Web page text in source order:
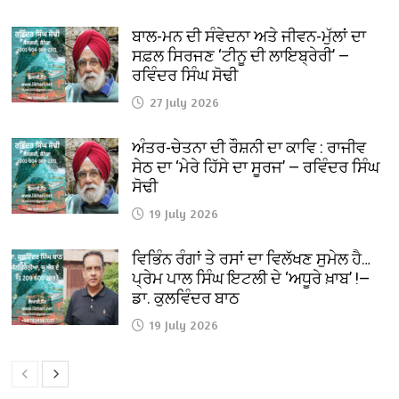
ਬਾਲ-ਮਨ ਦੀ ਸੰਵੇਦਨਾ ਅਤੇ ਜੀਵਨ-ਮੁੱਲਾਂ ਦਾ
ਸਫ਼ਲ ਸਿਰਜਣ ‘ਟੀਨੂ ਦੀ ਲਾਇਬ੍ਰੇਰੀ’ —
ਰਵਿੰਦਰ ਸਿੰਘ ਸੋਢੀ
27 July 2026
ਅੰਤਰ-ਚੇਤਨਾ ਦੀ ਰੌਸ਼ਨੀ ਦਾ ਕਾਵਿ : ਰਾਜੀਵ
ਸੇਠ ਦਾ ‘ਮੇਰੇ ਹਿੱਸੇ ਦਾ ਸੂਰਜ’ — ਰਵਿੰਦਰ ਸਿੰਘ
ਸੋਢੀ
19 July 2026
ਵਿਭਿੰਨ ਰੰਗਾਂ ਤੇ ਰਸਾਂ ਦਾ ਵਿਲੱਖਣ ਸੁਮੇਲ ਹੈ…
ਪ੍ਰੇਮ ਪਾਲ ਸਿੰਘ ਇਟਲੀ ਦੇ ‘ਅਧੂਰੇ ਖ਼ਾਬ’ !—
ਡਾ. ਕੁਲਵਿੰਦਰ ਬਾਠ
19 July 2026